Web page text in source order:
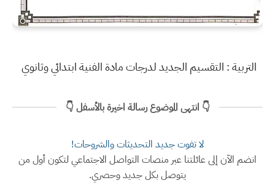
التربية : التقسيم الجديد لدرجات مادة الفنية ابتدائي وثانوي
👇 انتهى الموضوع رسالة اخيرة بالأسفل 👇
لا تفوت جديد التحديثات والشروحات!
انضم الآن إلى عائلتنا عبر منصات التواصل الاجتماعي لتكون أول من
يتوصل بكل جديد وحصري.